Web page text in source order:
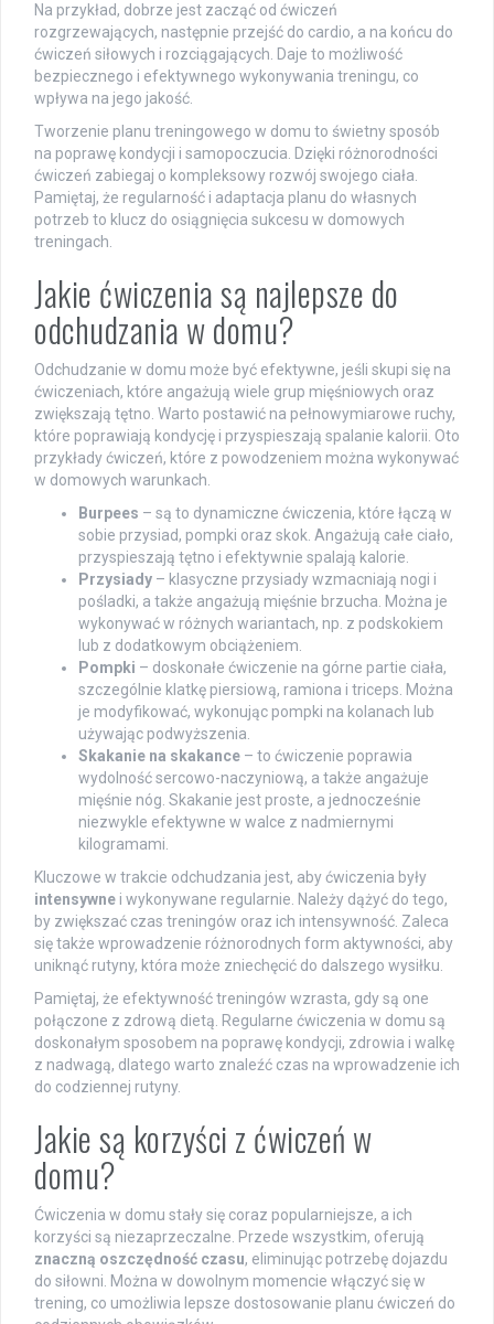
Na przykład, dobrze jest zacząć od ćwiczeń
rozgrzewających, następnie przejść do cardio, a na końcu do
ćwiczeń siłowych i rozciągających. Daje to możliwość
bezpiecznego i efektywnego wykonywania treningu, co
wpływa na jego jakość.
Tworzenie planu treningowego w domu to świetny sposób
na poprawę kondycji i samopoczucia. Dzięki różnorodności
ćwiczeń zabiegaj o kompleksowy rozwój swojego ciała.
Pamiętaj, że regularność i adaptacja planu do własnych
potrzeb to klucz do osiągnięcia sukcesu w domowych
treningach.
Jakie ćwiczenia są najlepsze do
odchudzania w domu?
Odchudzanie w domu może być efektywne, jeśli skupi się na
ćwiczeniach, które angażują wiele grup mięśniowych oraz
zwiększają tętno. Warto postawić na pełnowymiarowe ruchy,
które poprawiają kondycję i przyspieszają spalanie kalorii. Oto
przykłady ćwiczeń, które z powodzeniem można wykonywać
w domowych warunkach.
Burpees – są to dynamiczne ćwiczenia, które łączą w
sobie przysiad, pompki oraz skok. Angażują całe ciało,
przyspieszają tętno i efektywnie spalają kalorie.
Przysiady – klasyczne przysiady wzmacniają nogi i
pośladki, a także angażują mięśnie brzucha. Można je
wykonywać w różnych wariantach, np. z podskokiem
lub z dodatkowym obciążeniem.
Pompki – doskonałe ćwiczenie na górne partie ciała,
szczególnie klatkę piersiową, ramiona i triceps. Można
je modyfikować, wykonując pompki na kolanach lub
używając podwyższenia.
Skakanie na skakance – to ćwiczenie poprawia
wydolność sercowo-naczyniową, a także angażuje
mięśnie nóg. Skakanie jest proste, a jednocześnie
niezwykle efektywne w walce z nadmiernymi
kilogramami.
Kluczowe w trakcie odchudzania jest, aby ćwiczenia były
intensywne i wykonywane regularnie. Należy dążyć do tego,
by zwiększać czas treningów oraz ich intensywność. Zaleca
się także wprowadzenie różnorodnych form aktywności, aby
uniknąć rutyny, która może zniechęcić do dalszego wysiłku.
Pamiętaj, że efektywność treningów wzrasta, gdy są one
połączone z zdrową dietą. Regularne ćwiczenia w domu są
doskonałym sposobem na poprawę kondycji, zdrowia i walkę
z nadwagą, dlatego warto znaleźć czas na wprowadzenie ich
do codziennej rutyny.
Jakie są korzyści z ćwiczeń w
domu?
Ćwiczenia w domu stały się coraz popularniejsze, a ich
korzyści są niezaprzeczalne. Przede wszystkim, oferują
znaczną oszczędność czasu, eliminując potrzebę dojazdu
do siłowni. Można w dowolnym momencie włączyć się w
trening, co umożliwia lepsze dostosowanie planu ćwiczeń do